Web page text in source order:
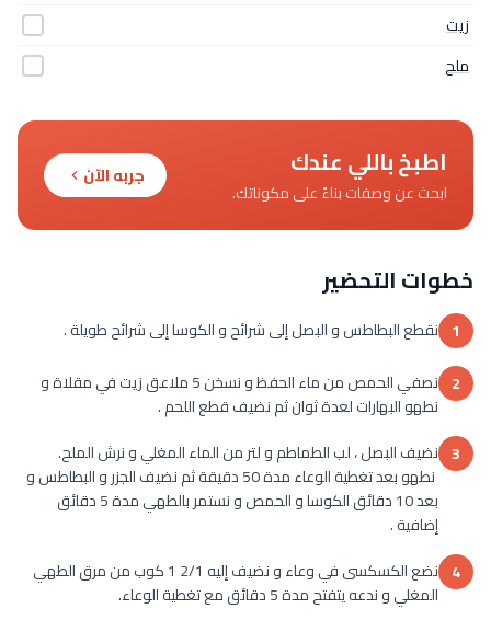
زيت
ملح
اطبخ باللي عندك
ابحث عن وصفات بناءً على مكوناتك.
جربه الآن
خطوات التحضير
1 نقطع البطاطس و البصل إلى شرائح و الكوسا إلى شرائح طويلة .
2
نصفي الحمص من ماء الحفظ و نسخن 5 ملاعق زيت في مقلاة و
نطهو البهارات لعدة ثوان ثم نضيف قطع اللحم .
3 نضيف البصل ، لب الطماطم و لتر من الماء المغلي و نرش الملح.
نطهو بعد تغطية الوعاء مدة 50 دقيقة ثم نضيف الجزر و البطاطس و
بعد 10 دقائق الكوسا و الحمص و نستمر بالطهي مدة 5 دقائق
إضافية .
4
نضع الكسكسى في وعاء و نضيف إليه 2/1 1 كوب من مرق الطهي
المغلي و ندعه يتفتح مدة 5 دقائق مع تغطية الوعاء.